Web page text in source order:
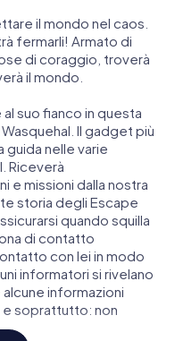
il mondo nel caos.
fermarli! Armato di
di coraggio, troverà
il mondo.
suo fianco in questa
Il gadget più
guida nelle varie
Riceverà
e missioni dalla nostra
storia degli Escape
quando squilla
di contatto
con lei in modo
informatori si rivelano
informazioni
e soprattutto: non